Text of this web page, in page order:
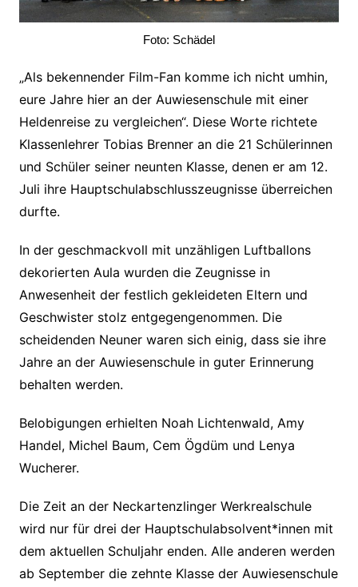
Foto: Schädel
„Als bekennender Film-Fan komme ich nicht umhin,
eure Jahre hier an der Auwiesenschule mit einer
Heldenreise zu vergleichen“. Diese Worte richtete
Klassenlehrer Tobias Brenner an die 21 Schülerinnen
und Schüler seiner neunten Klasse, denen er am 12.
Juli ihre Hauptschulabschlusszeugnisse überreichen
durfte.
In der geschmackvoll mit unzähligen Luftballons
dekorierten Aula wurden die Zeugnisse in
Anwesenheit der festlich gekleideten Eltern und
Geschwister stolz entgegengenommen. Die
scheidenden Neuner waren sich einig, dass sie ihre
Jahre an der Auwiesenschule in guter Erinnerung
behalten werden.
Belobigungen erhielten Noah Lichtenwald, Amy
Handel, Michel Baum, Cem Ögdüm und Lenya
Wucherer.
Die Zeit an der Neckartenzlinger Werkrealschule
wird nur für drei der Hauptschulabsolvent*innen mit
dem aktuellen Schuljahr enden. Alle anderen werden
ab September die zehnte Klasse der Auwiesenschule